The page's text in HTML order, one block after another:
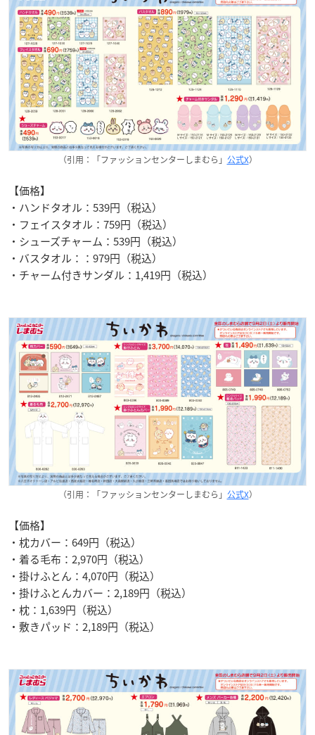
（引用：「ファッションセンターしまむら」 公式X）
【価格】
・ハンドタオル：539円（税込）
・フェイスタオル：759円（税込）
・シューズチャーム：539円（税込）
・バスタオル：：979円（税込）
・チャーム付きサンダル：1,419円（税込）
（引用：「ファッションセンターしまむら」 公式X）
【価格】
・枕カバー：649円（税込）
・着る毛布：2,970円（税込）
・掛けふとん：4,070円（税込）
・掛けふとんカバー：2,189円（税込）
・枕：1,639円（税込）
・敷きパッド：2,189円（税込）